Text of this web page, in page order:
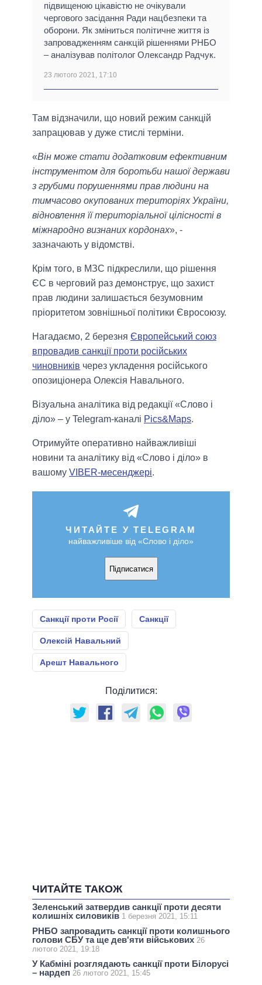
підвищеною цікавістю не очікували
чергового засідання Ради нацбезпеки та
оборони. Як зміниться політичне життя із
запровадженням санкцій рішеннями РНБО
‒ аналізував політолог Олександр Радчук.
23 лютого 2021, 17:10
Там відзначили, що новий режим санкцій
запрацював у дуже стислі терміни.
«Він може стати додатковим ефективним
інструментом для боротьби нашої держави
з грубими порушеннями прав людини на
тимчасово окупованих територіях України,
відновлення її територіальної цілісності в
міжнародно визнаних кордонах», -
зазначають у відомстві.
Крім того, в МЗС підкреслили, що рішення
ЄС в черговий раз демонструє, що захист
прав людини залишається безумовним
пріоритетом зовнішньої політики Євросоюзу.
Нагадаємо, 2 березня Європейський союз
впровадив санкції проти російських
чиновників через укладення російського
опозиціонера Олексія Навального.
Візуальна аналітика від редакції «Слово і
діло» – у Telegram-каналі Pics&Maps.
Отримуйте оперативно найважливіші
новини та аналітику від «Слово і діло» в
вашому VIBER-месенджері.
ЧИТАЙТЕ У TELEGRAM
найважливіше від «Слово і діло»
Підписатися
Санкції проти Росії Санкції
Олексій Навальний
Арешт Навального
Поділитися:
ЧИТАЙТЕ ТАКОЖ
Зеленський затвердив санкції проти десяти
колишніх силовиків 1 березня 2021, 15:11
РНБО запровадить санкції проти колишнього
голови СБУ та ще дев'яти військових 26
лютого 2021, 19:18
У Кабміні розглядають санкції проти Білорусі
– нардеп 26 лютого 2021, 15:45